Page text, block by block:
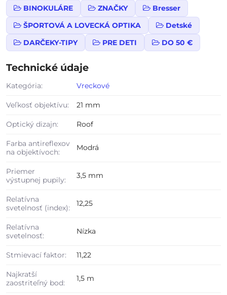
BINOKULÁRE ZNAČKY
Bresser
ŠPORTOVÁ A LOVECKÁ OPTIKA
Detské
DARČEKY-TIPY
PRE DETI DO 50 €
Technické údaje
Kategória: Vreckové
Veľkosť objektívu: 21 mm
Optický dizajn: Roof
Farba antireflexov
na objektívoch:
Modrá
Priemer
výstupnej pupily:
3,5 mm
Relatívna
svetelnosť (index):
12,25
Relatívna
svetelnosť:
Nízka
Stmievací faktor: 11,22
Najkratší
zaostriteľný bod:
1,5 m